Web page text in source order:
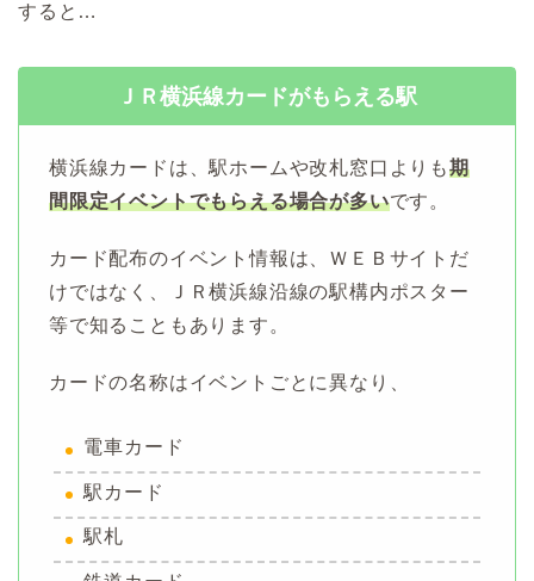
すると…
ＪＲ横浜線カードがもらえる駅
横浜線カードは、駅ホームや改札窓口よりも期
間限定イベントでもらえる場合が多いです。
カード配布のイベント情報は、ＷＥＢサイトだ
けではなく、ＪＲ横浜線沿線の駅構内ポスター
等で知ることもあります。
カードの名称はイベントごとに異なり、
電車カード
駅カード
駅札